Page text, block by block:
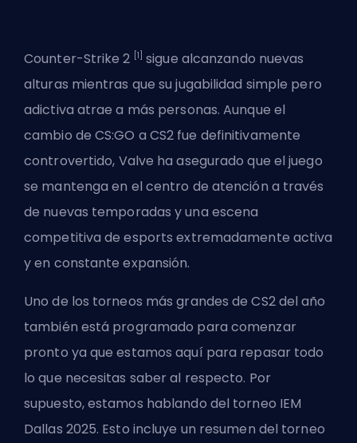
Counter-Strike 2 [1] sigue alcanzando nuevas
alturas mientras que su jugabilidad simple pero
adictiva atrae a más personas. Aunque el
cambio de CS:GO a CS2 fue definitivamente
controvertido, Valve ha asegurado que el juego
se mantenga en el centro de atención a través
de nuevas temporadas y una escena
competitiva de esports extremadamente activa
y en constante expansión.
Uno de los torneos más grandes de CS2 del año
también está programado para comenzar
pronto ya que estamos aquí para repasar todo
lo que necesitas saber al respecto. Por
supuesto, estamos hablando del torneo IEM
Dallas 2025. Esto incluye un resumen del torneo